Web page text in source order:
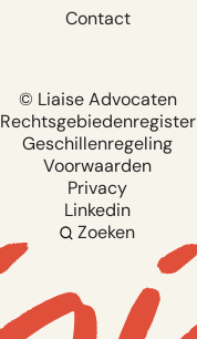
Contact
© Liaise Advocaten
Rechtsgebiedenregister
Geschillenregeling
Voorwaarden
Privacy
Linkedin
Zoeken